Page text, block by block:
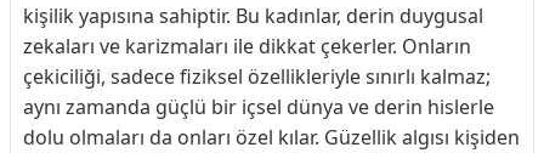
kişilik yapısına sahiptir. Bu kadınlar, derin duygusal
zekaları ve karizmaları ile dikkat çekerler. Onların
çekiciliği, sadece fiziksel özellikleriyle sınırlı kalmaz;
aynı zamanda güçlü bir içsel dünya ve derin hislerle
dolu olmaları da onları özel kılar. Güzellik algısı kişiden